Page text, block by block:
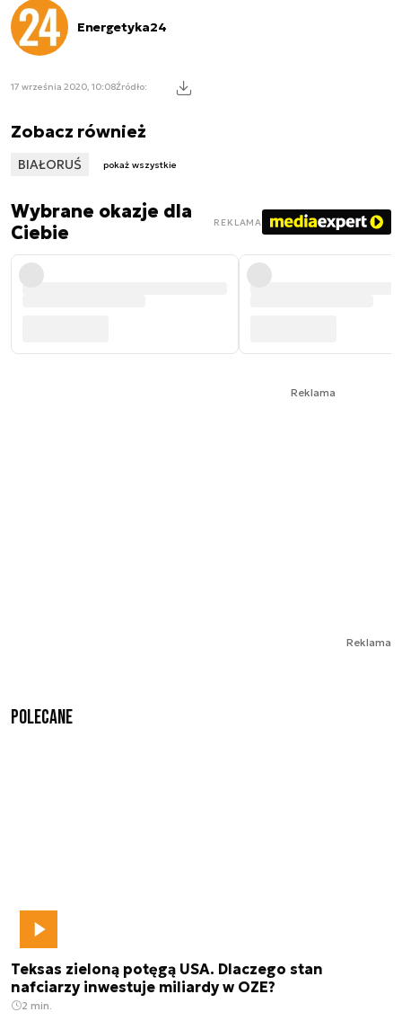
Energetyka24
17 września 2020, 10:08Źródło:
Zobacz również
BIAŁORUŚ pokaż wszystkie
Wybrane okazje dla
Ciebie
REKLAMA
Reklama
Reklama
Polecane
Teksas zieloną potęgą USA. Dlaczego stan
nafciarzy inwestuje miliardy w OZE?
2 min.